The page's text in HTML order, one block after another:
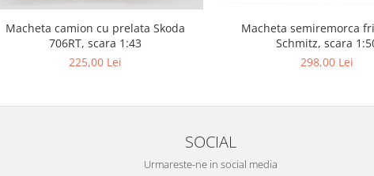
Macheta camion cu prelata Skoda
706RT, scara 1:43
225,00 Lei
Macheta semiremorca
Schmitz, scara
298,00 Lei
SOCIAL
Urmareste-ne in social media